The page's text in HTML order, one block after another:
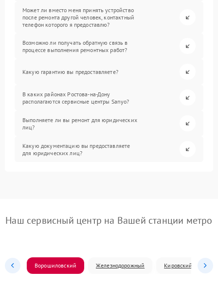
Может ли вместо меня принять устройство
после ремонта другой человек, контактный
телефон которого я предоставлю?
Возможно ли получать обратную связь в
процессе выполнения ремонтных работ?
Какую гарантию вы предоставляете?
В каких районах Ростова-на-Дону
располагаются сервисные центры Sanyo?
Выполняете ли вы ремонт для юридических
лиц?
Какую документацию вы предоставляете
для юридических лиц?
Наш сервисный центр на Вашей станции метро
Ворошиловский Железнодорожный Кировский